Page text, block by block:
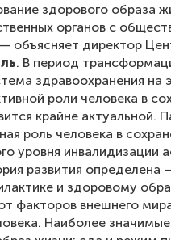
здорового образа
органов с
объясняет директор
. В период
здравоохранения на
роли человека в
крайне актуальной.
роль человека в
уровня инвалидизации
развития определена
и здоровому
факторов внешнего
Наиболее